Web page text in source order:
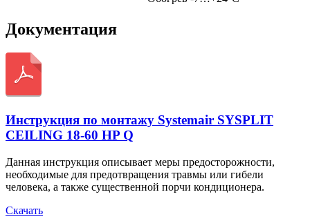
Документация
Инструкция по монтажу Systemair SYSPLIT
CEILING 18-60 HP Q
Данная инструкция описывает меры предосторожности,
необходимые для предотвращения травмы или гибели
человека, а также существенной порчи кондиционера.
Скачать